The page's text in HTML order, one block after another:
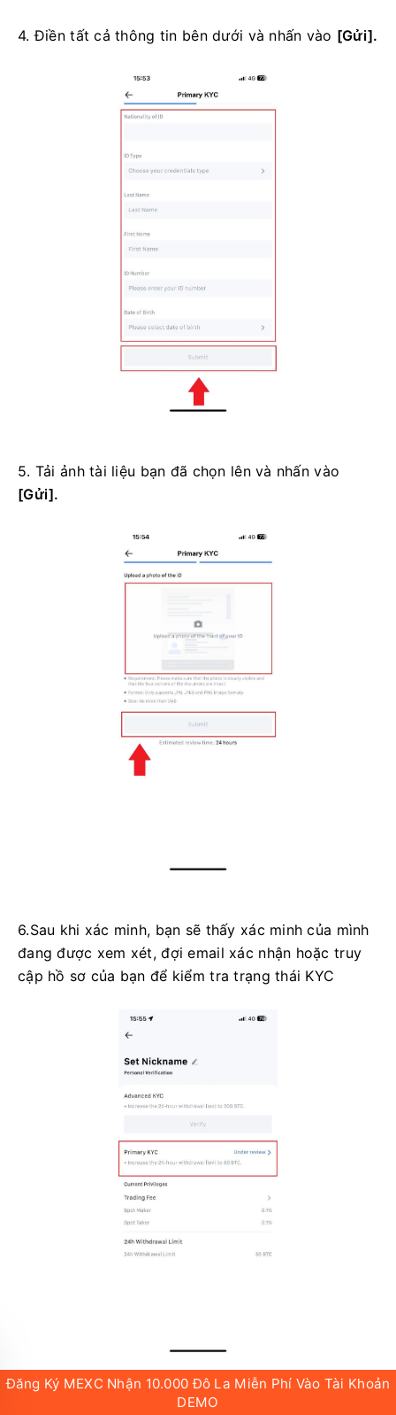
4. Điền tất cả thông tin bên dưới và nhấn vào [Gửi].
5. Tải ảnh tài liệu bạn đã chọn lên và nhấn vào
[Gửi].
6.Sau khi xác minh, bạn sẽ thấy xác minh của mình
đang được xem xét, đợi email xác nhận hoặc truy
cập hồ sơ của bạn để kiểm tra trạng thái KYC
Đăng Ký MEXC Nhận 10.000 Đô La Miễn Phí Vào Tài Khoản
DEMO